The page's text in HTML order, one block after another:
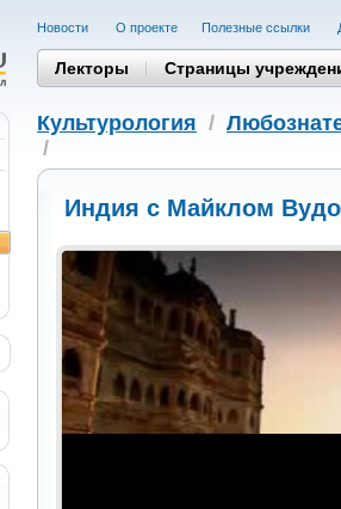
Новости О проекте Полезные cсылки
Лекторы Страницы
Культурология /
/
Индия с Майклом